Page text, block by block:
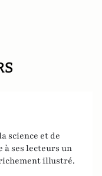
science et de
à ses lecteurs un
illustré.